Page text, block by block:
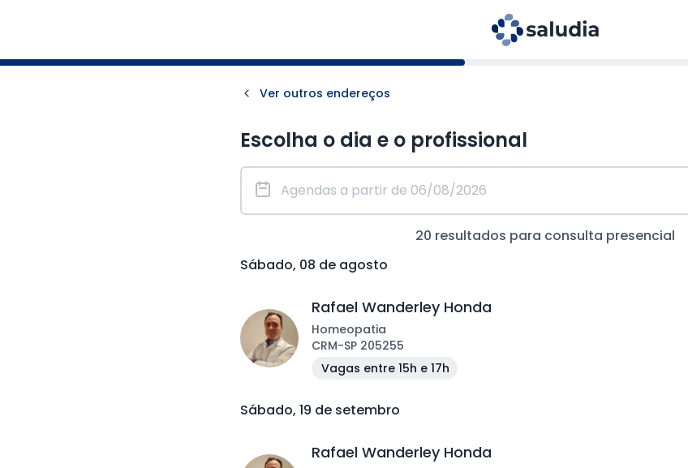
Ver outros endereços
Escolha o dia e o profissional
20 resultados para consulta presencial
Sábado, 08 de agosto
Rafael Wanderley Honda
Homeopatia
CRM-SP 205255
Vagas entre 15h e 17h
Sábado, 19 de setembro
Rafael Wanderley Honda